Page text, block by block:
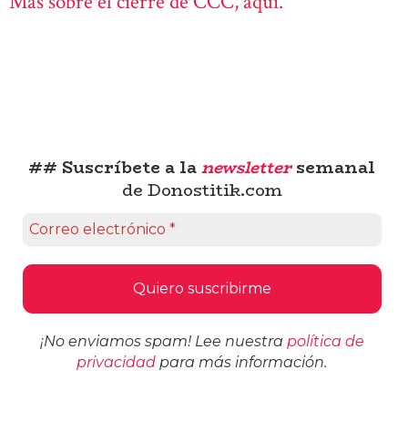
## Suscríbete a lanewslettersemanal
de Donostitik.com
¡No enviamos spam! Lee nuestra política de
privacidad para más información.